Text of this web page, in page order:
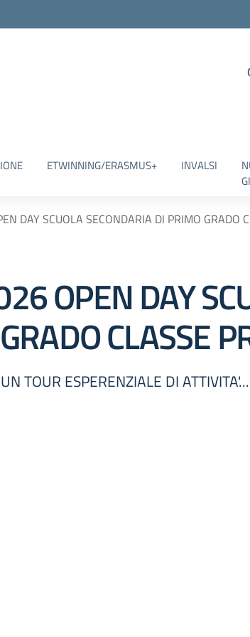
ETWINNING/ERASMUS+ INVALSI
DAY SCUOLA SECONDARIA DI PRIMO GRADO
OPEN DAY
CLASSE
TOUR ESPERENZIALE DI ATTIVITA'...